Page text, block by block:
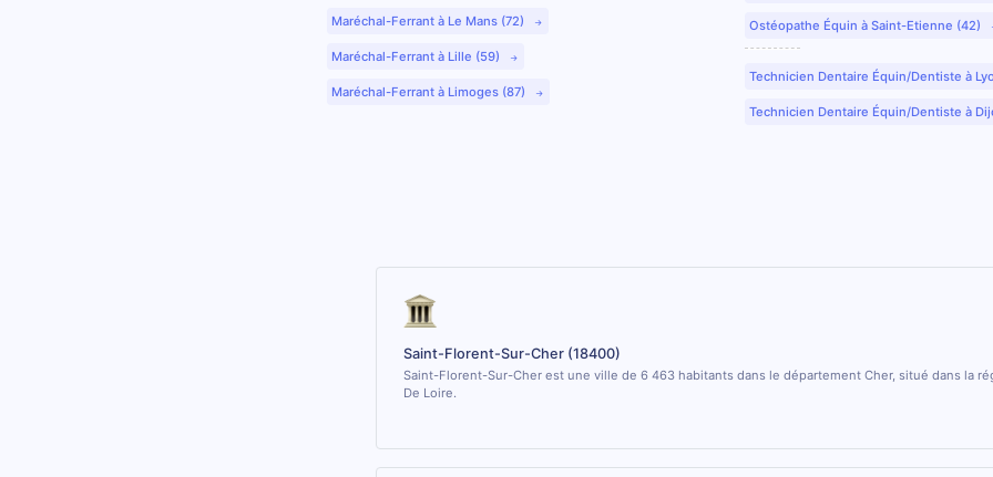
Maréchal-Ferrant à Le Mans (72)
Maréchal-Ferrant à Lille (59)
Maréchal-Ferrant à Limoges (87)
Ostéopathe Équin à Saint-Etienne (42)
Technicien Dentaire Équin/Dentiste à
Technicien Dentaire Équin/Dentiste à
Saint-Florent-Sur-Cher (18400)
Saint-Florent-Sur-Cher est une ville de 6 463 habitants dans le département Cher, situé dans la
De Loire.